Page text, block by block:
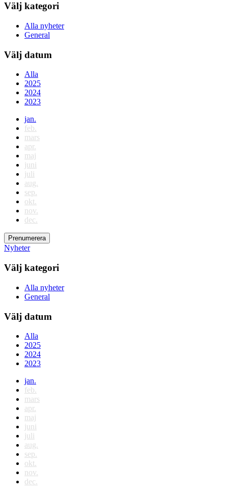
Välj kategori
Alla nyheter
General
Välj datum
Alla
2025
2024
2023
jan.
feb.
mars
apr.
maj
juni
juli
aug.
sep.
okt.
nov.
dec.
Prenumerera
Nyheter
Välj kategori
Alla nyheter
General
Välj datum
Alla
2025
2024
2023
jan.
feb.
mars
apr.
maj
juni
juli
aug.
sep.
okt.
nov.
dec.